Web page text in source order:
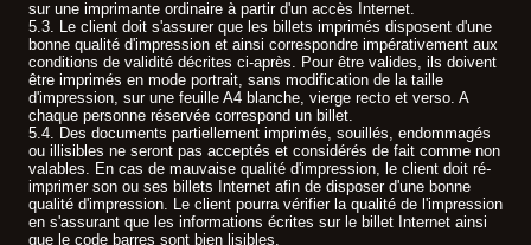
sur une imprimante ordinaire à partir d'un accès Internet.
5.3. Le client doit s'assurer que les billets imprimés disposent d'une
bonne qualité d'impression et ainsi correspondre impérativement aux
conditions de validité décrites ci-après. Pour être valides, ils doivent
être imprimés en mode portrait, sans modification de la taille
d'impression, sur une feuille A4 blanche, vierge recto et verso. A
chaque personne réservée correspond un billet.
5.4. Des documents partiellement imprimés, souillés, endommagés
ou illisibles ne seront pas acceptés et considérés de fait comme non
valables. En cas de mauvaise qualité d'impression, le client doit ré-
imprimer son ou ses billets Internet afin de disposer d'une bonne
qualité d'impression. Le client pourra vérifier la qualité de l'impression
en s'assurant que les informations écrites sur le billet Internet ainsi
que le code barres sont bien lisibles.